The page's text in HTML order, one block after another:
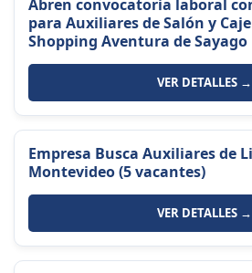
Abren convocatoria laboral
para Auxiliares de Salón y
Shopping Aventura de Sayago
VER DETALLES →
Empresa Busca Auxiliares de
Montevideo (5 vacantes)
VER DETALLES →